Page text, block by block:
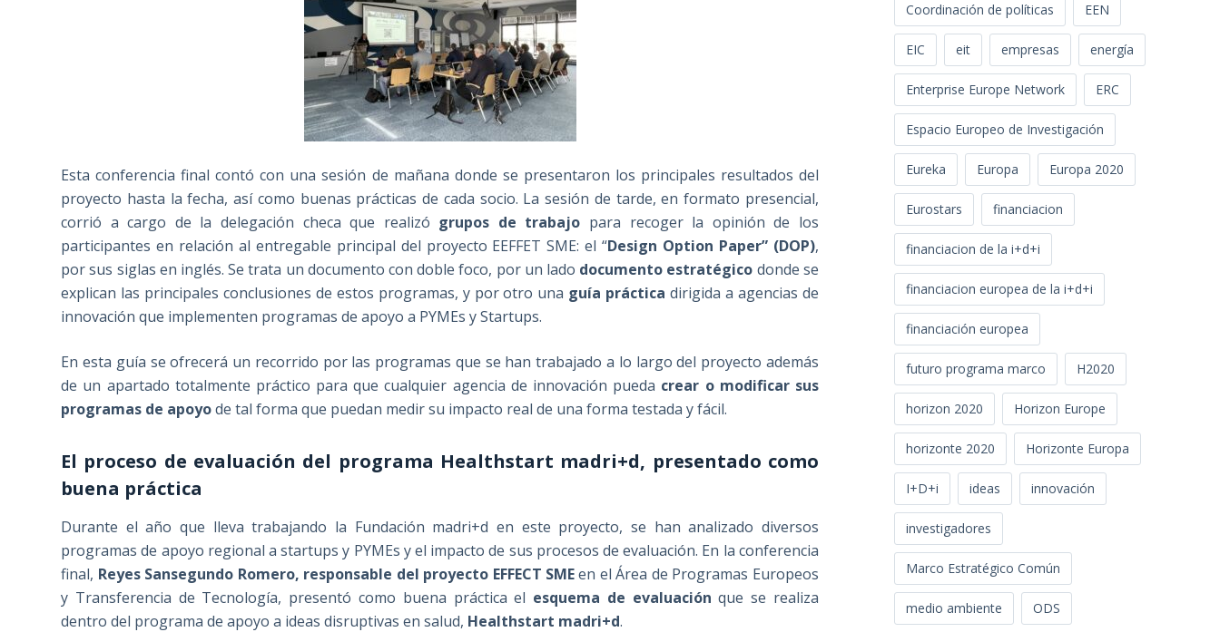
Esta conferencia final contó con una sesión de mañana donde se presentaron los principales resultados del
proyecto hasta la fecha, así como buenas prácticas de cada socio. La sesión de tarde, en formato presencial,
corrió a cargo de la delegación checa que realizó grupos de trabajo para recoger la opinión de los
participantes en relación al entregable principal del proyecto EEFFET SME: el “Design Option Paper” (DOP),
por sus siglas en inglés. Se trata un documento con doble foco, por un lado documento estratégico donde se
explican las principales conclusiones de estos programas, y por otro una guía práctica dirigida a agencias de
innovación que implementen programas de apoyo a PYMEs y Startups.
En esta guía se ofrecerá un recorrido por las programas que se han trabajado a lo largo del proyecto además
de un apartado totalmente práctico para que cualquier agencia de innovación pueda crear o modificar sus
programas de apoyode tal forma que puedan medir su impacto real de una forma testada y fácil.
El proceso de evaluación del programa Healthstart madri+d, presentado como
buena práctica
Durante el año que lleva trabajando la Fundación madri+d en este proyecto, se han analizado diversos
programas de apoyo regional a startups y PYMEs y el impacto de sus procesos de evaluación. En la conferencia
final, Reyes Sansegundo Romero, responsable del proyecto EFFECT SMEen el Área de Programas Europeos
y Transferencia de Tecnología, presentó como buena práctica el esquema de evaluación que se realiza
dentro del programa de apoyo a ideas disruptivas en salud, Healthstart madri+d.
Coordinación de políticas EEN
EIC eit empresas energía
Enterprise Europe Network ERC
Espacio Europeo de Investigación
Eureka Europa Europa 2020
Eurostars financiacion
financiacion de la i+d+i
financiacion europea de la i+d+i
financiación europea
futuro programa marco H2020
horizon 2020 Horizon Europe
horizonte 2020 Horizonte Europa
I+D+i ideas innovación
investigadores
Marco Estratégico Común
medio ambiente ODS